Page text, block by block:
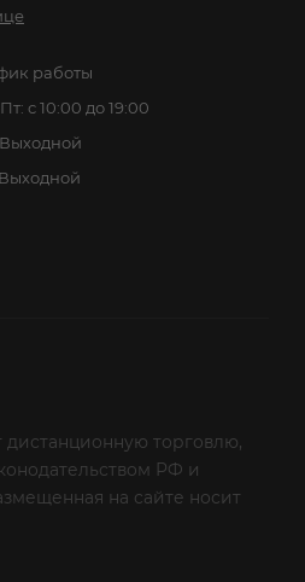
работы
с 10:00 до 19:00
дистанционную торговлю,
РФ и
на сайте носит